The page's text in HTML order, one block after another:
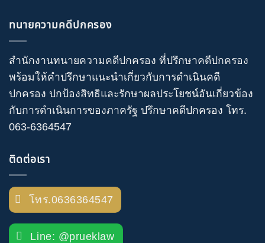
ทนายความคดีปกครอง
สำนักงานทนายความคดีปกครอง ที่ปรึกษาคดีปกครอง
พร้อมให้คำปรึกษาแนะนำเกี่ยวกับการดำเนินคดี
ปกครอง ปกป้องสิทธิและรักษาผลประโยชน์อันเกี่ยวข้อง
กับการดำเนินการของภาครัฐ ปรึกษาคดีปกครอง โทร.
063-6364547
ติดต่อเรา
โทร.0636364547
Line: @prueklaw